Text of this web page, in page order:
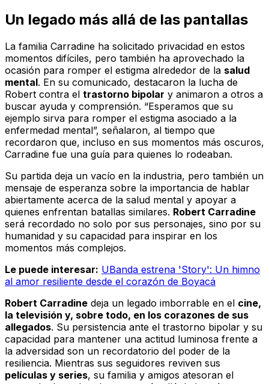
Un legado más allá de las pantallas
La familia Carradine ha solicitado privacidad en estos
momentos difíciles, pero también ha aprovechado la
ocasión para romper el estigma alrededor de la salud
mental. En su comunicado, destacaron la lucha de
Robert contra el trastorno bipolar y animaron a otros a
buscar ayuda y comprensión. “Esperamos que su
ejemplo sirva para romper el estigma asociado a la
enfermedad mental”, señalaron, al tiempo que
recordaron que, incluso en sus momentos más oscuros,
Carradine fue una guía para quienes lo rodeaban.
Su partida deja un vacío en la industria, pero también un
mensaje de esperanza sobre la importancia de hablar
abiertamente acerca de la salud mental y apoyar a
quienes enfrentan batallas similares. Robert Carradine
será recordado no solo por sus personajes, sino por su
humanidad y su capacidad para inspirar en los
momentos más complejos.
Le puede interesar: UBanda estrena 'Story': Un himno
al amor resiliente desde el corazón de Boyacá
Robert Carradine deja un legado imborrable en el cine,
la televisión y, sobre todo, en los corazones de sus
allegados. Su persistencia ante el trastorno bipolar y su
capacidad para mantener una actitud luminosa frente a
la adversidad son un recordatorio del poder de la
resiliencia. Mientras sus seguidores reviven sus
películas y series, su familia y amigos atesoran el